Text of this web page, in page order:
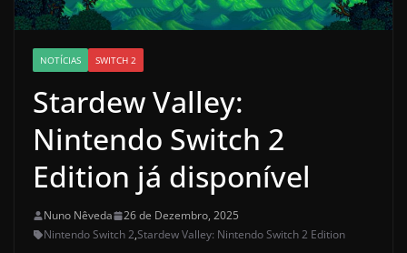
NOTÍCIAS SWITCH 2
Stardew Valley:
Nintendo Switch 2
Edition já disponível
Nuno Nêveda
26 de Dezembro, 2025
Nintendo Switch 2,Stardew Valley: Nintendo Switch 2 Edition